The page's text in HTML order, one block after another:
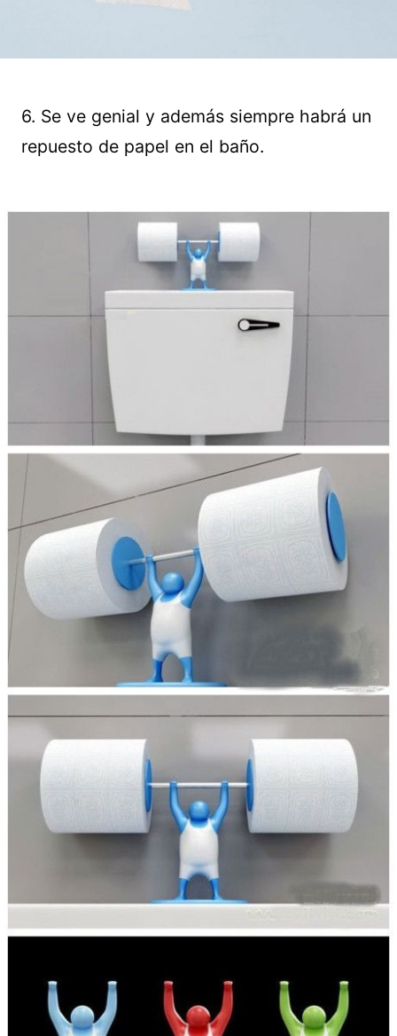
6. Se ve genial y además siempre habrá un
repuesto de papel en el baño.